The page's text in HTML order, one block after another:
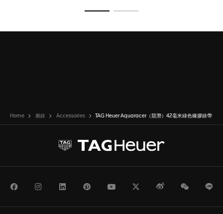
Home 腕錶 Accessories TAG Heuer Aquaracer（競潛）42毫米綠色橡膠錶帶
FacebookInstagramLinkedInPinterestYoutubeTwitterWeiboWeChat